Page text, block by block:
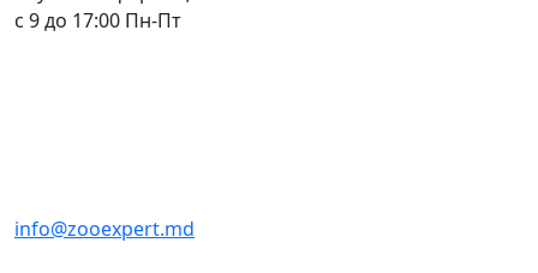
с 9 до 17:00 Пн-Пт
info@zooexpert.md